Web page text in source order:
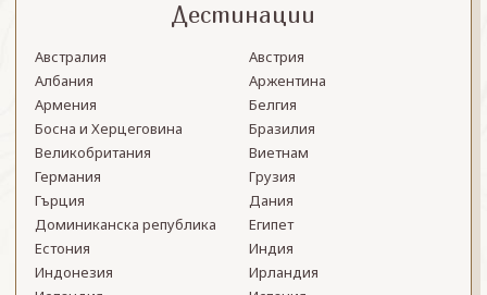
Дестинации
Австралия
Австрия
Албания
Аржентина
Армения
Белгия
Босна и Херцеговина
Бразилия
Великобритания
Виетнам
Германия
Грузия
Гърция
Дания
Доминиканска република
Египет
Естония
Индия
Индонезия
Ирландия